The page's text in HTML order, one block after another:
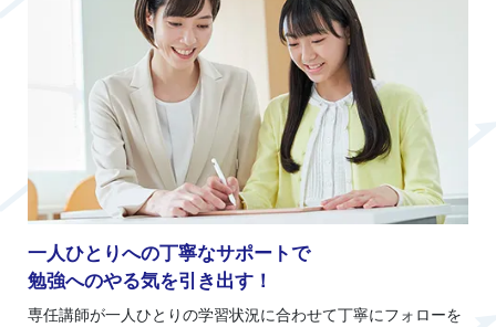
一人ひとりへの丁寧なサポートで
勉強へのやる気を引き出す！
専任講師が一人ひとりの学習状況に合わせて丁寧にフォローを